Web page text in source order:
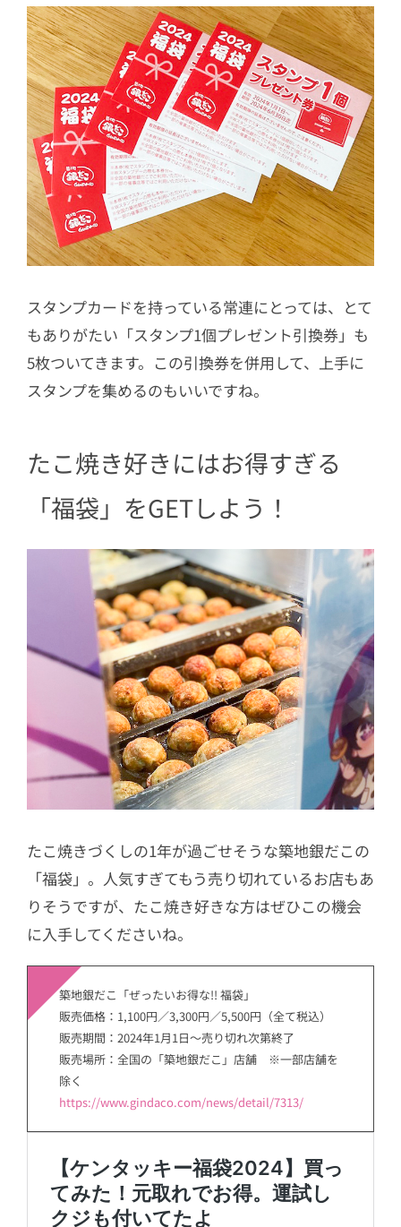
スタンプカードを持っている常連にとっては、とて
もありがたい「スタンプ1個プレゼント引換券」も
5枚ついてきます。この引換券を併用して、上手に
スタンプを集めるのもいいですね。
たこ焼き好きにはお得すぎる
「福袋」をGETしよう！
たこ焼きづくしの1年が過ごせそうな築地銀だこの
「福袋」。人気すぎてもう売り切れているお店もあ
りそうですが、たこ焼き好きな方はぜひこの機会
に入手してくださいね。
築地銀だこ「ぜったいお得な!! 福袋」
販売価格：1,100円／3,300円／5,500円（全て税込）
販売期間：2024年1月1日〜売り切れ次第終了
販売場所：全国の「築地銀だこ」店舗 ※一部店舗を
除く
https://www.gindaco.com/news/detail/7313/